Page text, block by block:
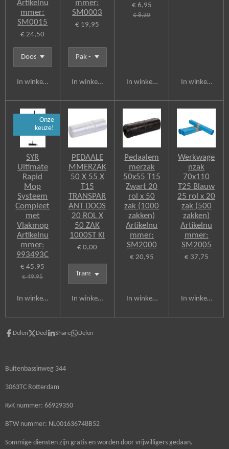
Artikelnu
mmer:
SM0015
€ 24,50
In winkelwagen
mmer:
SM0003
€ 19,95
In winkelwagen
€ 6,95
€ 8,30
In winkelwagen In winkelwagen
Onze
keuze!
SYR
Ultimate
Rapid
Mop
Systeem
Compleet
met
Vlakmop
Artikelnu
mmer:
993493C
€ 45,95
€ 49,95
In winkelwagen
PEDAALE
MMERZAK
50 X 55 X
T15
TRANSPAR
ANT DOOS
20 ROL X
50 ZAK
1000ST Kl
€ 0,00
In winkelwagen
Pedaalem
merzak
50x55 T15
Zwart 20
rol x 50
zak (1000
zakken)
Artikelnu
mmer:
SM2000
€ 20,95
In winkelwagen
Werkwage
nzak
70x110
T25 Blauw
25 rol x 20
zak (500
zakken)
Artikelnu
mmer:
SM2005
€ 37,75
In winkelwagen
Delen Deel Share Delen
Buitenbassinweg 344
3063TC Rotterdam
KvK nummer: 66929350
BTW nummer: NL001636748B52
Sommige diensten zijn gratis en worden door vrijwilligers gedaan.